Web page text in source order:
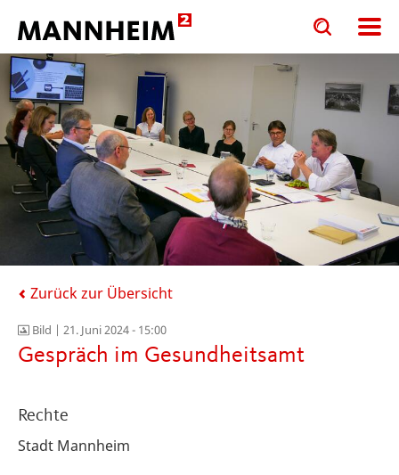
Toggle
search
input
Toggle
search
input
Zurück zur Übersicht
Bild | 21. Juni 2024 - 15:00
Gespräch im Gesundheitsamt
Rechte
Stadt Mannheim